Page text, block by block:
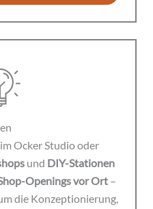
im Ocker Studio oder
und DIY-Stationen
Openings vor Ort –
die Konzeptionierung,